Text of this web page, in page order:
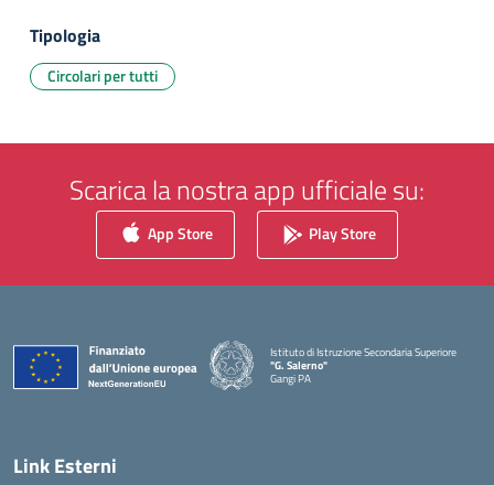
Tipologia
Circolari per tutti
Scarica la nostra app ufficiale su:
App Store Play Store
Istituto di Istruzione Secondaria Superiore
"G. Salerno"
Gangi PA
— Visita la pagina iniziale della scuola
Link Esterni